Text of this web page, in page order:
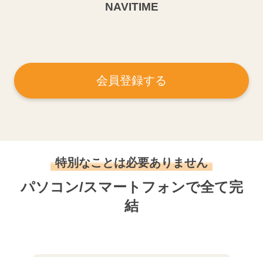
NAVITIME
会員登録する
特別なことは必要ありません
パソコン/スマートフォンで全て完
結